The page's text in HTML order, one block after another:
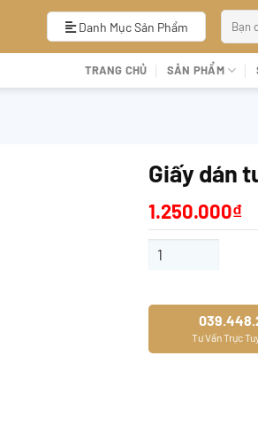
Danh Mục Sản Phẩm
kiếm:
TRANG CHỦ SẢN PHẨM
Giấy dán
1.250.000₫
Giấy dán tường
Tư Vấn Trực